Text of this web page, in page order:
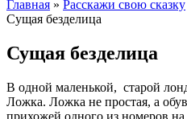
Главная » Расскажи свою сказку
Сущая безделица
Сущая безделица
В одной маленькой, старой
Ложка. Ложка не простая, а
прихожей одного из номеров